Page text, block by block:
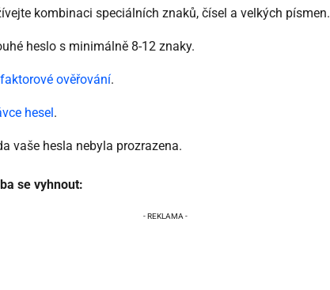
kombinaci speciálních znaků, čísel a velkých písmen.
heslo s minimálně 8-12 znaky.
ověřování.
hesel .
vaše hesla nebyla prozrazena.
se vyhnout: